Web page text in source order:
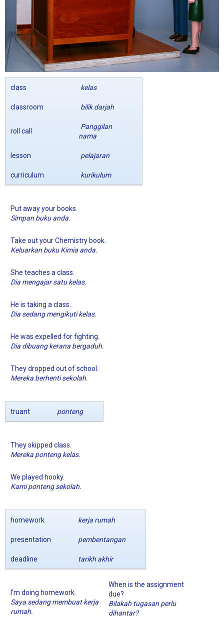
class kelas
classroom bilik darjah
roll call
Panggilan
nama
lesson pelajaran
curriculum kurikulum
Put away your books.
Simpan buku anda.
Take out your Chemistry book.
Keluarkan buku Kimia anda.
She teaches a class.
Dia mengajar satu kelas.
He is taking a class.
Dia sedang mengikuti kelas.
He was expelled for fighting.
Dia dibuang kerana bergaduh.
They dropped out of school.
Mereka berhenti sekolah.
truant ponteng
They skipped class.
Mereka ponteng kelas.
We played hooky.
Kami ponteng sekolah.
homework kerja rumah
presentation pembentangan
deadline tarikh akhir
I'm doing homework.
Saya sedang membuat kerja
rumah.
When is the assignment
due?
Bilakah tugasan perlu
dihantar?